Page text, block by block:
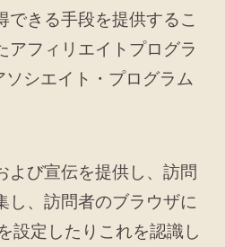
できる手段を提供するこ
アフィリエイトプログラ
シエイト・プログラム
よび宣伝を提供し、訪問
し、訪問者のブラウザに
設定したりこれを認識し